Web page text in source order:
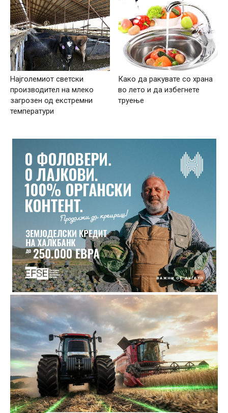
Најголемиот светски
производител на млеко
загрозен од екстремни
температури
Како да ракувате со храна
во лето и да избегнете
труење